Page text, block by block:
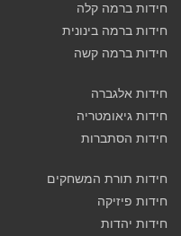
חידות ברמה קלה
חידות ברמה בינונית
חידות ברמה קשה
חידות אלגברה
חידות גיאומטריה
חידות הסתברות
חידות תורת המשחקים
חידות פיזיקה
חידות יהדות